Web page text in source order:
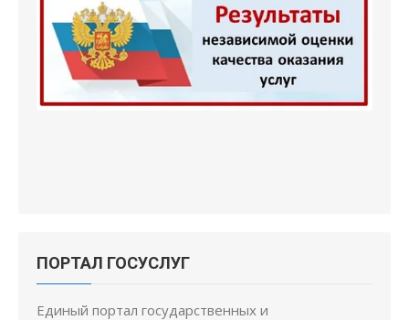
ПОРТАЛ ГОСУСЛУГ
Единый портал государственных и